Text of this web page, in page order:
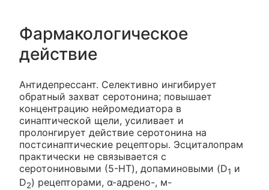
Фармакологическое
действие
Антидепрессант. Селективно ингибирует
обратный захват серотонина; повышает
концентрацию нейромедиатора в
синаптической щели, усиливает и
пролонгирует действие серотонина на
постсинаптические рецепторы. Эсциталопрам
практически не связывается с
серотониновыми (5-HT), допаминовыми (D1 и
D2) рецепторами, α-адрено-, м-